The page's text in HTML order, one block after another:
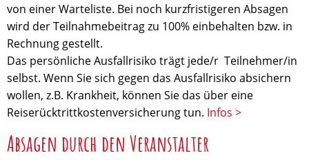
von einer Warteliste. Bei noch kurzfristigeren Absagen
wird der Teilnahmebeitrag zu 100% einbehalten bzw. in
Rechnung gestellt.
Das persönliche Ausfallrisiko trägt jede/r Teilnehmer/in
selbst. Wenn Sie sich gegen das Ausfallrisiko absichern
wollen, z.B. Krankheit, können Sie das über eine
Reiserücktrittkostenversicherung tun. Infos >
Absagen durch den Veranstalter